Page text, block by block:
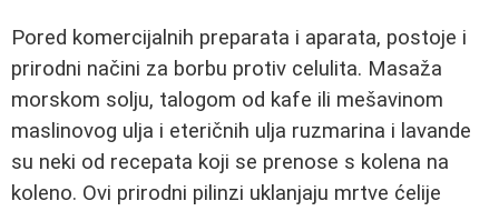
Pored komercijalnih preparata i aparata, postoje i
prirodni načini za borbu protiv celulita. Masaža
morskom solju, talogom od kafe ili mešavinom
maslinovog ulja i eteričnih ulja ruzmarina i lavande
su neki od recepata koji se prenose s kolena na
koleno. Ovi prirodni pilinzi uklanjaju mrtve ćelije